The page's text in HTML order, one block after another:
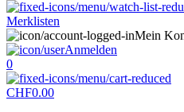
Merklisten
Mein
Anmelden
0
CHF0.00